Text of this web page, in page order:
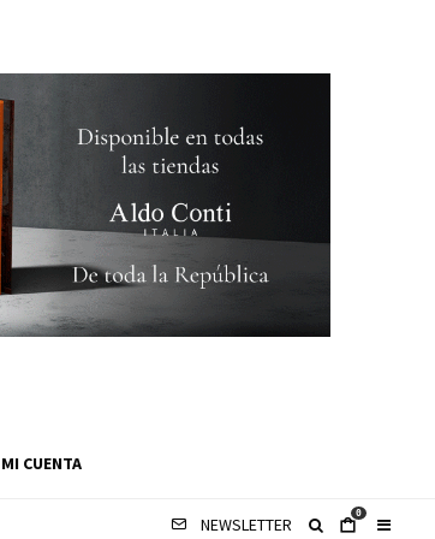
MI CUENTA
NEWSLETTER
0